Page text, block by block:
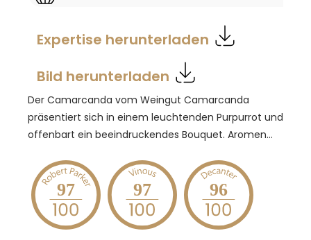
Expertise herunterladen
Bild herunterladen
Der Camarcanda vom Weingut Camarcanda
präsentiert sich in einem leuchtenden Purpurrot und
offenbart ein beeindruckendes Bouquet. Aromen
Himbeeren verbinden sich mit einem Hauch von
Blutorange und floralen Noten von Lakritz und
Rosmarin. Mediterrane Kiefer verleiht dem Wein eine
klassische Bolgheri-Note. Am Gaumen zeigt sich der
97 97 96